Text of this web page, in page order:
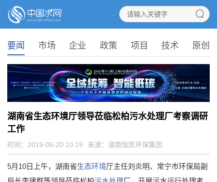
要闻 市场 企业 政策 项目 技术 原创
湖南省生态环境厅领导莅临松柏污水处理厂考察调研
工作
时间：2019-05-20 10:19 来源： 湖南恒凯环保集团
5月10日上午，湖南省生态环境厅主任刘炎明、常宁市环保局副